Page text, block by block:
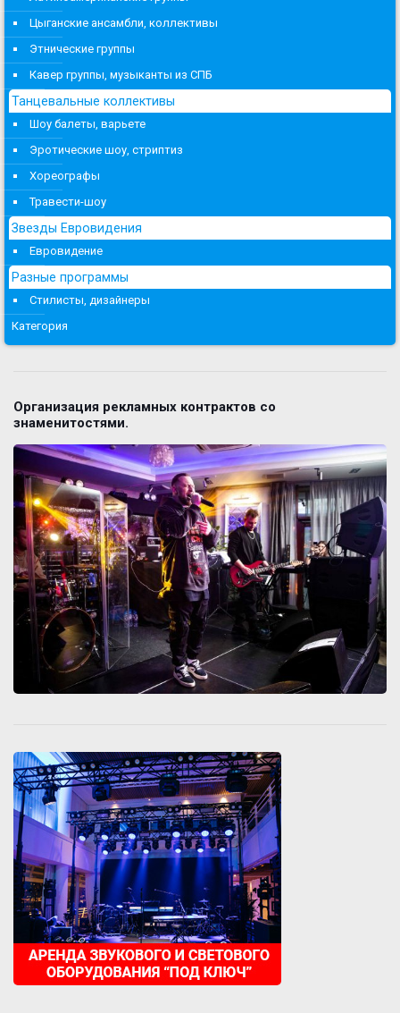
Цыганские ансамбли, коллективы
Этнические группы
Кавер группы, музыканты из СПБ
Танцевальные коллективы
Шоу балеты, варьете
Эротические шоу, стриптиз
Хореографы
Травести-шоу
Звезды Евровидения
Евровидение
Разные программы
Стилисты, дизайнеры
Категория
Организация рекламных контрактов со
знаменитостями.